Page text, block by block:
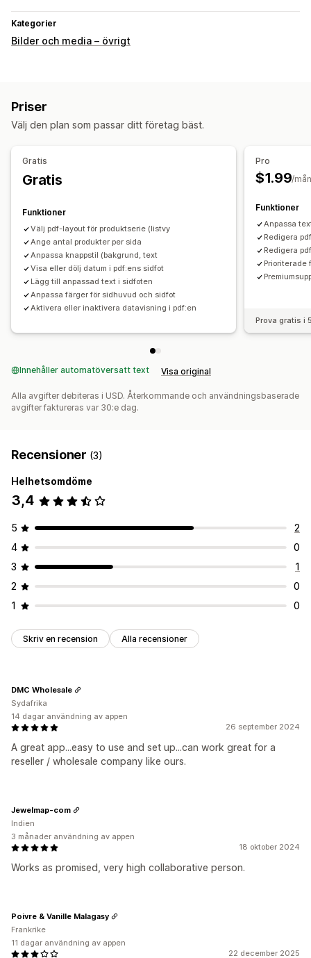
Kategorier
Bilder och media – övrigt
Priser
Välj den plan som passar ditt företag bäst.
Gratis
Gratis
Funktioner
Välj pdf-layout för produktserie (listvy
Ange antal produkter per sida
Anpassa knappstil (bakgrund, text
Visa eller dölj datum i pdf:ens sidfot
Lägg till anpassad text i sidfoten
Anpassa färger för sidhuvud och sidfot
Aktivera eller inaktivera datavisning i pdf:en
Pro
$1.99/
Funktioner
Anpassa
Redigera
Redigera
Prioriterade
Prova gratis i
Innehåller automatöversatt text Visa original
Alla avgifter debiteras i USD. Återkommande och användningsbaserade
avgifter faktureras var 30:e dag.
Recensioner (3)
Helhetsomdöme
3,4
5
2
4
0
3
1
2
0
1
0
Skriv en recension Alla recensioner
26 september 2024
A great app...easy to use and set up...can work great for a
reseller / wholesale company like ours.
DMC Wholesale
Sydafrika
14 dagar användning av appen
18 oktober 2024
Works as promised, very high collaborative person.
Jewelmap-com
Indien
3 månader användning av appen
22 december 2025
Poivre & Vanille Malagasy
Frankrike
11 dagar användning av appen